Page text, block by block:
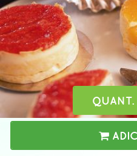
QUANT.